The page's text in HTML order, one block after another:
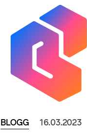
BLOGG 16.03.2023